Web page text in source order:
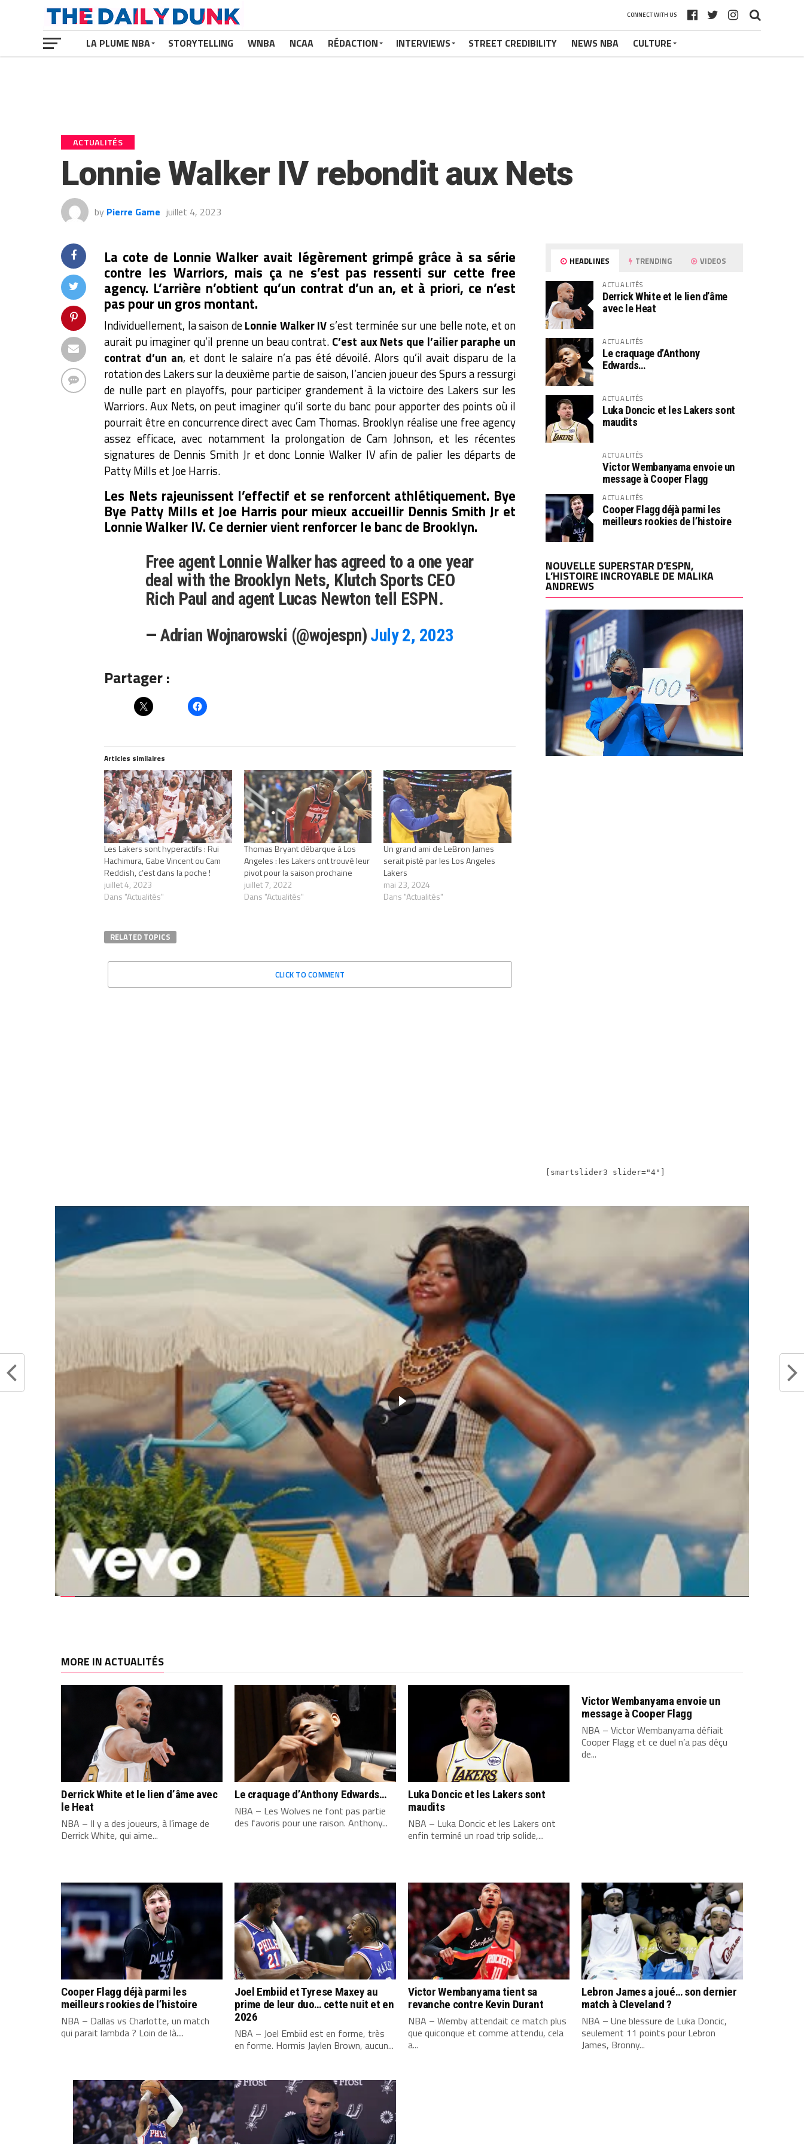
CONNECT WITH US
LA PLUME NBA STORYTELLING WNBA NCAA RÉDACTION INTERVIEWS STREET CREDIBILITY NEWS NBA CULTURE
ACTUALITÉS
Lonnie Walker IV rebondit aux Nets
by Pierre Game juillet 4, 2023
La cote de Lonnie Walker avait légèrement grimpé grâce à sa série
contre les Warriors, mais ça ne s’est pas ressenti sur cette free
agency. L’arrière n’obtient qu’un contrat d’un an, et à priori, ce n’est
pas pour un gros montant.
Individuellement, la saison deLonnie Walker IVs’est terminée sur une belle note, et on
aurait pu imaginer qu’il prenne un beau contrat. C’est aux Nets que l’ailier paraphe un
contrat d’un an, et dont le salaire n’a pas été dévoilé. Alors qu’il avait disparu de la
rotation des Lakers sur la deuxième partie de saison, l’ancien joueur des Spurs a ressurgi
de nulle part en playoffs, pour participer grandement à la victoire des Lakers sur les
Warriors. Aux Nets, on peut imaginer qu’il sorte du banc pour apporter des points où il
pourrait être en concurrence direct avec Cam Thomas. Brooklyn réalise une free agency
assez efficace, avec notamment la prolongation de Cam Johnson, et les récentes
signatures de Dennis Smith Jr et donc Lonnie Walker IV afin de palier les départs de
Patty Mills et Joe Harris.
Les Nets rajeunissent l’effectif et se renforcent athlétiquement. Bye
Bye Patty Mills et Joe Harris pour mieux accueillir Dennis Smith Jr et
Lonnie Walker IV. Ce dernier vient renforcer le banc de Brooklyn.
Free agent Lonnie Walker has agreed to a one year
deal with the Brooklyn Nets, Klutch Sports CEO
Rich Paul and agent Lucas Newton tell ESPN.
— Adrian Wojnarowski (@wojespn) July 2, 2023
Partager :
Articles similaires
Les Lakers sont hyperactifs : Rui
Hachimura, Gabe Vincent ou Cam
Reddish, c’est dans la poche !
juillet 4, 2023
Dans "Actualités"
Thomas Bryant débarque à Los
Angeles : les Lakers ont trouvé leur
pivot pour la saison prochaine
juillet 7, 2022
Dans "Actualités"
Un grand ami de LeBron James
serait pisté par les Los Angeles
Lakers
mai 23, 2024
Dans "Actualités"
RELATED TOPICS
CLICK TO COMMENT
HEADLINES TRENDING VIDEOS
ACTUALITÉS
Derrick White et le lien d’âme
avec le Heat
ACTUALITÉS
Le craquage d’Anthony
Edwards…
ACTUALITÉS
Luka Doncic et les Lakers sont
maudits
ACTUALITÉS
Victor Wembanyama envoie un
message à Cooper Flagg
ACTUALITÉS
Cooper Flagg déjà parmi les
meilleurs rookies de l’histoire
NOUVELLE SUPERSTAR D’ESPN,
L’HISTOIRE INCROYABLE DE MALIKA
ANDREWS
[smartslider3 slider="4"]
MORE IN ACTUALITÉS
Derrick White et le lien d’âme avec
le Heat
NBA – Il y a des joueurs, à l’image de
Derrick White, qui aime...
Le craquage d’Anthony Edwards…
NBA – Les Wolves ne font pas partie
des favoris pour une raison. Anthony...
Luka Doncic et les Lakers sont
maudits
NBA – Luka Doncic et les Lakers ont
enfin terminé un road trip solide,...
Victor Wembanyama envoie un
message à Cooper Flagg
NBA – Victor Wembanyama défiait
Cooper Flagg et ce duel n’a pas déçu
de...
Cooper Flagg déjà parmi les
meilleurs rookies de l’histoire
NBA – Dallas vs Charlotte, un match
qui parait lambda ? Loin de là....
Joel Embiid et Tyrese Maxey au
prime de leur duo… cette nuit et en
2026
NBA – Joel Embiid est en forme, très
en forme. Hormis Jaylen Brown, aucun...
Victor Wembanyama tient sa
revanche contre Kevin Durant
NBA – Wemby attendait ce match plus
que quiconque et comme attendu, cela
a...
Lebron James a joué… son dernier
match à Cleveland ?
NBA – Une blessure de Luka Doncic,
seulement 11 points pour Lebron
James, Bronny...